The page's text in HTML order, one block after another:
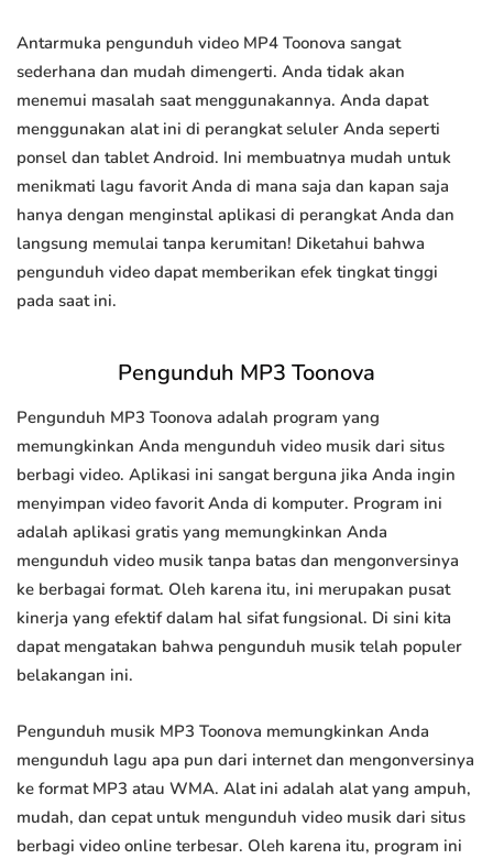
Antarmuka pengunduh video MP4 Toonova sangat
sederhana dan mudah dimengerti. Anda tidak akan
menemui masalah saat menggunakannya. Anda dapat
menggunakan alat ini di perangkat seluler Anda seperti
ponsel dan tablet Android. Ini membuatnya mudah untuk
menikmati lagu favorit Anda di mana saja dan kapan saja
hanya dengan menginstal aplikasi di perangkat Anda dan
langsung memulai tanpa kerumitan! Diketahui bahwa
pengunduh video dapat memberikan efek tingkat tinggi
pada saat ini.
Pengunduh MP3 Toonova
Pengunduh MP3 Toonova adalah program yang
memungkinkan Anda mengunduh video musik dari situs
berbagi video. Aplikasi ini sangat berguna jika Anda ingin
menyimpan video favorit Anda di komputer. Program ini
adalah aplikasi gratis yang memungkinkan Anda
mengunduh video musik tanpa batas dan mengonversinya
ke berbagai format. Oleh karena itu, ini merupakan pusat
kinerja yang efektif dalam hal sifat fungsional. Di sini kita
dapat mengatakan bahwa pengunduh musik telah populer
belakangan ini.
Pengunduh musik MP3 Toonova memungkinkan Anda
mengunduh lagu apa pun dari internet dan mengonversinya
ke format MP3 atau WMA. Alat ini adalah alat yang ampuh,
mudah, dan cepat untuk mengunduh video musik dari situs
berbagi video online terbesar. Oleh karena itu, program ini